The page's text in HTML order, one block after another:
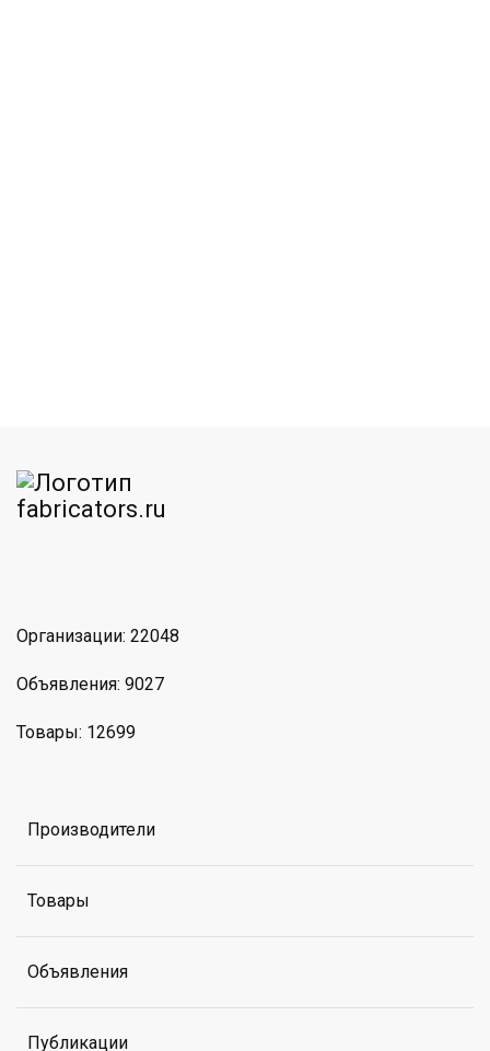
Организации: 22048
Объявления: 9027
Товары: 12699
Производители
Товары
Объявления
Публикации